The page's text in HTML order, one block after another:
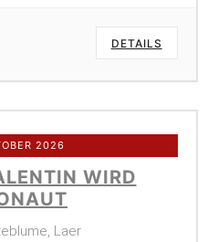
DETAILS
2026
WIRD
Laer